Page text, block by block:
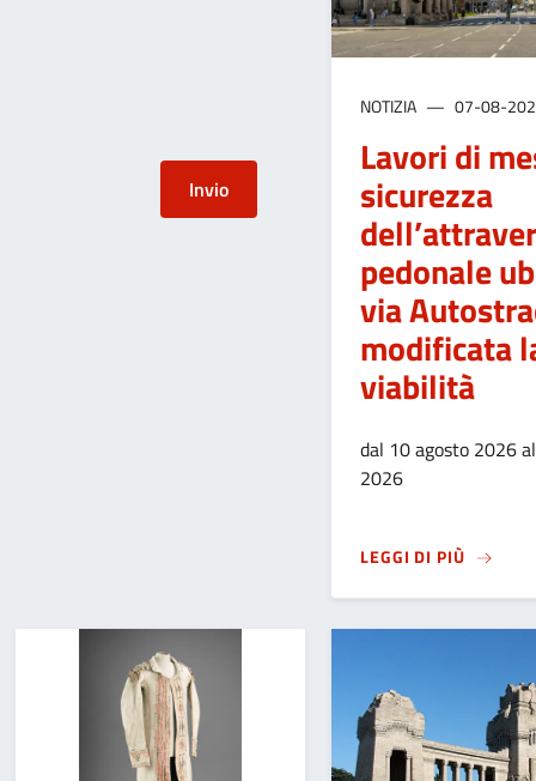
NOTIZIA 07-08-
Lavori di
sicurezza
pedonale
via
modificata
viabilità
dal 10 agosto 2026
2026
LEGGI DI PIÙSU